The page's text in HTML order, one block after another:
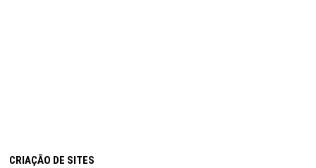
CRIAÇÃO DE SITES